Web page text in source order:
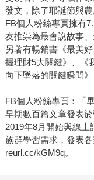
發文，除了耶誕節與農
FB個人粉絲專頁擁有
友推崇為最會說故事、
另著有暢銷書《最美
握理財5大關鍵》、《
向下墜落的關鍵瞬間
FB個人粉絲專頁：「
早期數百篇文章發表
2019年8月開始與線
族群學習需求，發表
reurl.cc/kGM9q。